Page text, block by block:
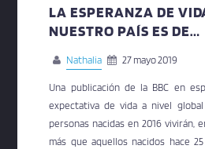
LA ESPERANZA DE
NUESTRO PAÍS ES DE…
Nathalia 27 mayo 2019
Una publicación de la BBC en
expectativa de vida a nivel
personas nacidas en 2016 vivirán,
más que aquellos nacidos hace